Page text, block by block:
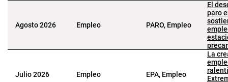
Agosto 2026 Empleo PARO, Empleo
El
paro
Julio 2026 Empleo EPA, Empleo
La